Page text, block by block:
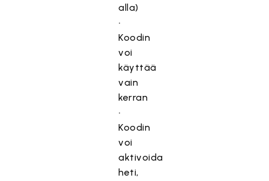
alla)
•
Koodin
voi
käyttää
vain
kerran
•
Koodin
voi
aktivoida
heti,